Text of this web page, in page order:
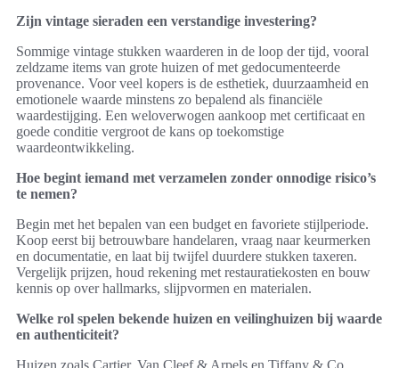
Zijn vintage sieraden een verstandige investering?
Sommige vintage stukken waarderen in de loop der tijd, vooral
zeldzame items van grote huizen of met gedocumenteerde
provenance. Voor veel kopers is de esthetiek, duurzaamheid en
emotionele waarde minstens zo bepalend als financiële
waardestijging. Een weloverwogen aankoop met certificaat en
goede conditie vergroot de kans op toekomstige
waardeontwikkeling.
Hoe begint iemand met verzamelen zonder onnodige risico’s
te nemen?
Begin met het bepalen van een budget en favoriete stijlperiode.
Koop eerst bij betrouwbare handelaren, vraag naar keurmerken
en documentatie, en laat bij twijfel duurdere stukken taxeren.
Vergelijk prijzen, houd rekening met restauratiekosten en bouw
kennis op over hallmarks, slijpvormen en materialen.
Welke rol spelen bekende huizen en veilinghuizen bij waarde
en authenticiteit?